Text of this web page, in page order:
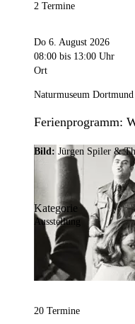
2 Termine
Do 6. August 2026
08:00 bis 13:00 Uhr
Ort
Naturmuseum Dortmund
Ferienprogramm:
Bild: Jürgen Spiler &
Kategorie
Ausstellung
20 Termine